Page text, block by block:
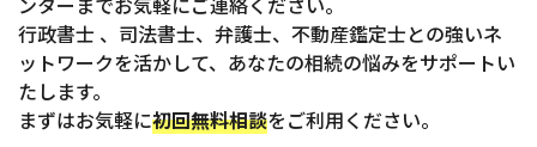
行政書士 、司法書士、弁護士、不動産鑑定士との強いネ
ットワークを活かして、あなたの相続の悩みをサポートい
たします。
まずはお気軽に初回無料相談をご利用ください。